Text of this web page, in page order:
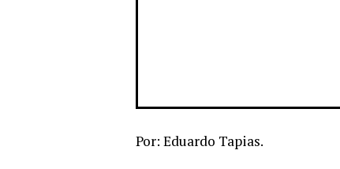
Por: Eduardo Tapias.